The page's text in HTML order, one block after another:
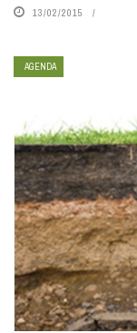
13/02/2015
AGENDA